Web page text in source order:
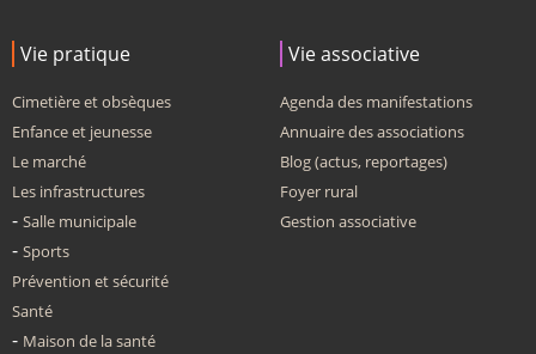
Vie pratique
Cimetière et obsèques
Enfance et jeunesse
Le marché
Les infrastructures
Salle municipale
Sports
Prévention et sécurité
Santé
Maison de la santé
Vie associative
Agenda des manifestations
Annuaire des associations
Blog (actus, reportages)
Foyer rural
Gestion associative